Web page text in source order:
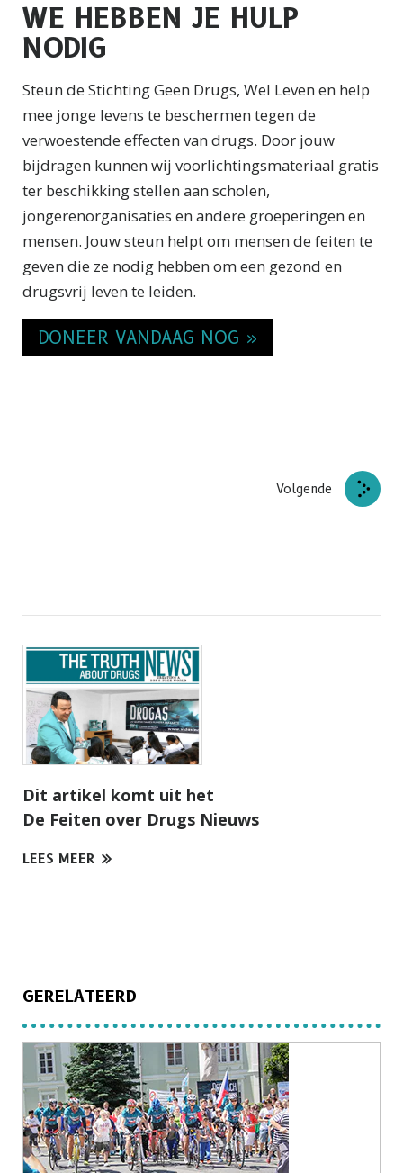
WE HEBBEN JE HULP
NODIG
Steun de Stichting Geen Drugs, Wel Leven en help
mee jonge levens te beschermen tegen de
verwoestende effecten van drugs. Door jouw
bijdragen kunnen wij voorlichtingsmateriaal gratis
ter beschikking stellen aan scholen,
jongerenorganisaties en andere groeperingen en
mensen. Jouw steun helpt om mensen de feiten te
geven die ze nodig hebben om een gezond en
drugsvrij leven te leiden.
DONEER VANDAAG NOG »
Volgende
Dit artikel komt uit het
De Feiten over Drugs Nieuws
LEES MEER
GERELATEERD